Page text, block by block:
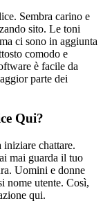
Sembra carino e
sito. Le toni
ci sono in aggiunta
comodo e
è facile da
parte dei
Qui?
iniziare chattare.
mai guarda il tuo
Uomini e donne
nome utente. Così,
qui.